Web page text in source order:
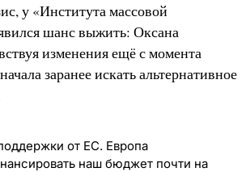
у «Института массовой
шанс выжить: Оксана
изменения ещё с момента
заранее искать альтернативное
от ЕС. Европа
наш бюджет почти на